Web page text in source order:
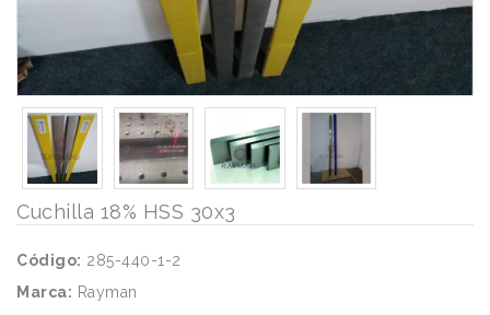
Cuchilla 18% HSS 30x3
Código: 285-440-1-2
Marca: Rayman